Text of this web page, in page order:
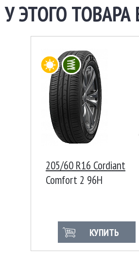
У ЭТОГО
205/60 R16 Cordiant
Comfort 2 96H
КУПИТЬ